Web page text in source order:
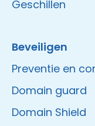
Geschillen
Beveiligen
Preventie en
Domain guard
Domain Shield